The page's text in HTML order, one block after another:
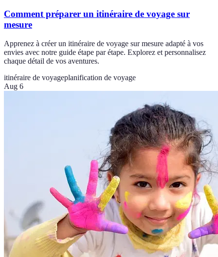
Comment préparer un itinéraire de voyage sur
mesure
Apprenez à créer un itinéraire de voyage sur mesure adapté à vos
envies avec notre guide étape par étape. Explorez et personnalisez
chaque détail de vos aventures.
itinéraire de voyageplanification de voyage
Aug 6